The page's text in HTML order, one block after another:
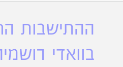
ההתישבות
בוואדי